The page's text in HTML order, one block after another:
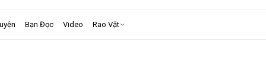
Bạn Đọc Video Rao Vặt